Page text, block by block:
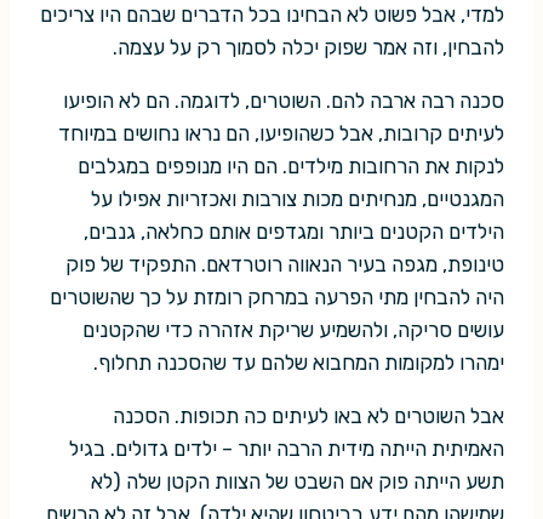
למדי, אבל פשוט לא הבחינו בכל הדברים שבהם היו צריכים
להבחין, וזה אמר שפוק יכלה לסמוך רק על עצמה.
סכנה רבה ארבה להם. השוטרים, לדוגמה. הם לא הופיעו
לעיתים קרובות, אבל כשהופיעו, הם נראו נחושים במיוחד
לנקות את הרחובות מילדים. הם היו מנופפים במגלבים
המגנטיים, מנחיתים מכות צורבות ואכזריות אפילו על
הילדים הקטנים ביותר ומגדפים אותם כחלאה, גנבים,
טינופת, מגפה בעיר הנאווה רוטרדאם. התפקיד של פוק
היה להבחין מתי הפרעה במרחק רומזת על כך שהשוטרים
עושים סריקה, ולהשמיע שריקת אזהרה כדי שהקטנים
ימהרו למקומות המחבוא שלהם עד שהסכנה תחלוף.
אבל השוטרים לא באו לעיתים כה תכופות. הסכנה
האמיתית הייתה מידית הרבה יותר – ילדים גדולים. בגיל
תשע הייתה פוק אם השבט של הצוות הקטן שלה (לא
שמישהו מהם ידע בביטחון שהיא ילדה), אבל זה לא הרשים